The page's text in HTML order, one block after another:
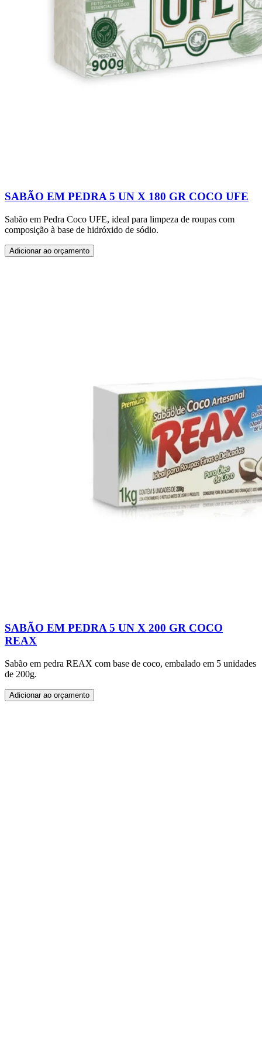
SABÃO EM PEDRA 5 UN X 180 GR COCO UFE
Sabão em Pedra Coco UFE, ideal para limpeza de roupas com
composição à base de hidróxido de sódio.
Adicionar ao orçamento
SABÃO EM PEDRA 5 UN X 200 GR COCO
REAX
Sabão em pedra REAX com base de coco, embalado em 5 unidades
de 200g.
Adicionar ao orçamento